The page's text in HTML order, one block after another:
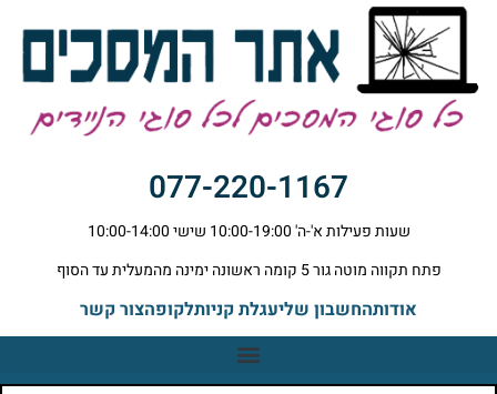
077-220-1167
שעות פעילות א'-ה' 10:00-19:00 שישי 10:00-14:00
פתח תקווה מוטה גור 5 קומה ראשונה ימינה מהמעלית עד הסוף
אודותהחשבון שליעגלת קניותלקופהצור קשר